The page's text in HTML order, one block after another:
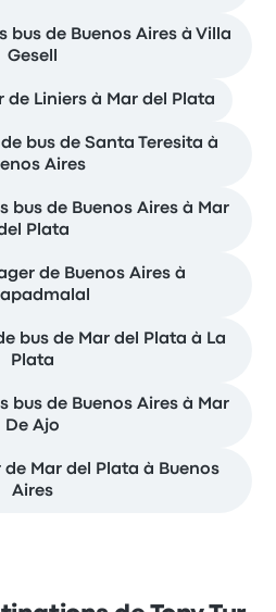
bus de Buenos Aires à Villa
Gesell
Liniers à Mar del Plata
de bus de Santa Teresita à
Aires
bus de Buenos Aires à Mar
Plata
de Buenos Aires à
bus de Mar del Plata à La
Plata
bus de Buenos Aires à Mar
De Ajo
Mar del Plata à Buenos
Aires